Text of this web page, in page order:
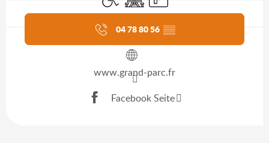
Aktuelle Agenda
04 78 80 56 ▒▒
www.grand-parc.fr
Facebook Seite